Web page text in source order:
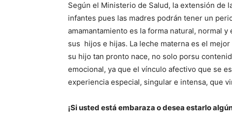
Según el Ministerio de Salud, la extensión de
infantes pues las madres podrán tener un
amamantamiento es la forma natural, normal
sus hijos e hijas. La leche materna es el
su hijo tan pronto nace, no solo porsu
emocional, ya que el vínculo afectivo que se
experiencia especial, singular e intensa, que
¡Si usted está embaraza o desea estarlo